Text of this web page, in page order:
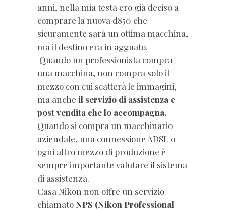
anni, nella mia testa ero già deciso a
comprare la nuova d850 che
sicuramente sarà un ottima macchina,
ma il destino era in agguato.
Quando un professionista compra
una macchina, non compra solo il
mezzo con cui scatterà le immagini,
ma anche il servizio di assistenza e
post vendita che lo accompagna.
Quando si compra un macchinario
aziendale, una connessione ADSL o
ogni altro mezzo di produzione è
sempre importante valutare il sistema
di assistenza.
Casa Nikon non offre un servizio
chiamato NPS (Nikon Professional